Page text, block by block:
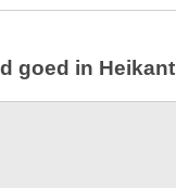
goed in Heikant